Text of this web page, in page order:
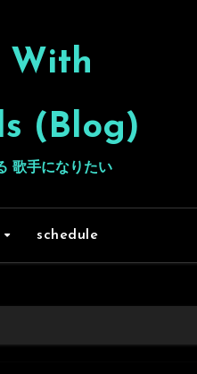
With
(Blog)
歌手になりたい
schedule